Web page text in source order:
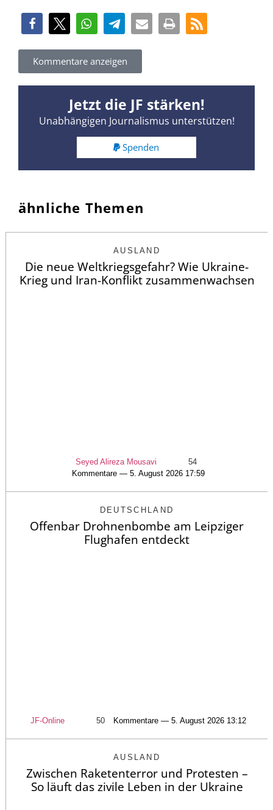
Kommentare anzeigen
Jetzt die JF stärken!
Unabhängigen Journalismus unterstützen!
Spenden
ähnliche Themen
AUSLAND
Die neue Weltkriegsgefahr? Wie Ukraine-
Krieg und Iran-Konflikt zusammenwachsen
Seyed Alireza Mousavi
54
Kommentare — 5. August 2026 17:59
DEUTSCHLAND
Offenbar Drohnenbombe am Leipziger
Flughafen entdeckt
JF-Online 50 Kommentare — 5. August 2026 13:12
AUSLAND
Zwischen Raketenterror und Protesten –
So läuft das zivile Leben in der Ukraine